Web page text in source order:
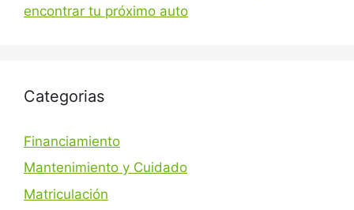
encontrar tu próximo auto
Categorias
Financiamiento
Mantenimiento y Cuidado
Matriculación